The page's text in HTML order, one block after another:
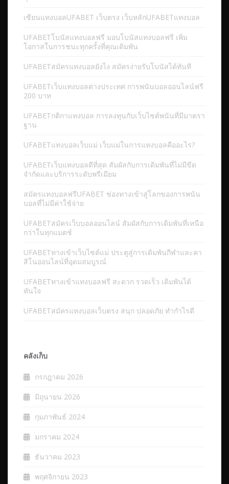
เซียนแทงบอลUFABET เว็บตรง เว็บหลักUFABETแทงบอล
UFABETโบนัสแทงบอลฟรี มอบโบนัสแทงบอลฟรี เพิ่ม
โอกาสในการชนะทุกครั้งที่คุณเดิมพัน
UFABETสมัครแทงบอลยังไง สมัครง่ายรับโบนัสได้ทันที
UFABETเว็บแทงบอลต่างประเทศ การพนันบอลออนไลน์ฟรี
200 บาท
UFABETกติกาแทงบอล การลงทุนกับเว็บไซต์พนันที่มีมาตรา
ฐาน
UFABETแทงบอลเว็บแม่ เว็บแม่ในการแทงบอลคืออะไร?
UFABETเว็บแทงบอลดีที่สุด สัมผัสกับการเดิมพันที่ไม่มีขีด
จำกัดและบริการระดับพรีเมียม
สมัครแทงบอลฟรีUFABET ช่องทางเข้าสู่โลกของการพนัน
บอลที่ไม่มีค่าใช้จ่าย
UFABETสมัครเว็บบอลออนไลน์ สัมผัสกับการเดิมพันที่เหนือ
กว่าในทุกแมตช์
UFABETทางเข้าเว็บไซต์แม่ ประตูสู่การเดิมพันกีฬาและคา
สิโนออนไลน์ที่อุดมสมบูรณ์
UFABETทางเข้าแทงบอลฟรี สะดวก รวดเร็ว เดิมพันได้
ทันใจ
UFABETสมัครแทงบอลเว็บตรง สนุก ปลอดภัย ทำกำไรดี
คลังเก็บ
กรกฎาคม 2026
มิถุนายน 2026
กุมภาพันธ์ 2024
มกราคม 2024
ธันวาคม 2023
พฤศจิกายน 2023